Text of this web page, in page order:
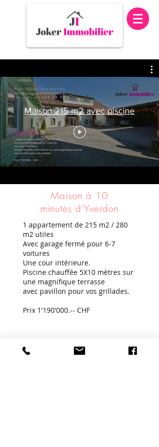
Maison 215 m2 avec piscine
Maison à 10
minutes d'Yverdon
1 appartement de 215 m2 / 280
m2 utiles
Avec garage fermé pour 6-7
voitures
Une cour intérieure.
Piscine chauffée 5X10 mètres sur
une magnifique terrasse
avec pavillon pour vos grillades.
Prix 1'190'000.-- CHF